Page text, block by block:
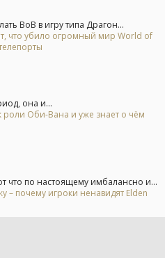
ВоВ в игру типа Драгон...
что убило огромный мир World of
она и...
роли Оби-Вана и уже знает о чём
что по настоящему имбалансно и...
– почему игроки ненавидят Elden